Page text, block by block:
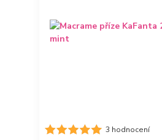
3 hodnocení